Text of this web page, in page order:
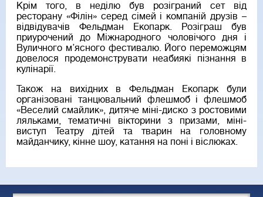
Крім того, в неділю був розіграний сет від
ресторану «Філін» серед сімей і компаній друзів –
відвідувачів Фельдман Екопарк. Розіграш був
приурочений до Міжнародного чоловічого дня і
Вуличного м’ясного фестивалю. Його переможцям
довелося продемонструвати неабиякі пізнання в
кулінарії.
Також на вихідних в Фельдман Екопарк були
організовані танцювальний флешмоб і флешмоб
«Веселий смайлик», дитяче міні-диско з ростовими
ляльками, тематичні вікторини з призами, міні-
виступ Театру дітей та тварин на головному
майданчику, кінне шоу, катання на поні і віслюках.